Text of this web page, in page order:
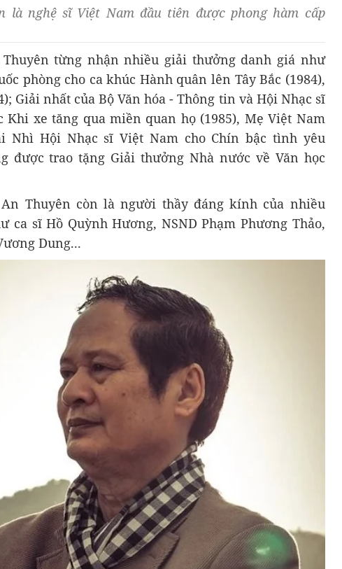
là nghệ sĩ Việt Nam đầu tiên được phong hàm cấp
từng nhận nhiều giải thưởng danh giá như
phòng cho ca khúc Hành quân lên Tây Bắc (1984),
Giải nhất của Bộ Văn hóa - Thông tin và Hội Nhạc sĩ
Khi xe tăng qua miền quan họ (1985), Mẹ Việt Nam
Nhì Hội Nhạc sĩ Việt Nam cho Chín bậc tình yêu
được trao tặng Giải thưởng Nhà nước về Văn học
Thuyên còn là người thầy đáng kính của nhiều
ca sĩ Hồ Quỳnh Hương, NSND Phạm Phương Thảo,
Dung...